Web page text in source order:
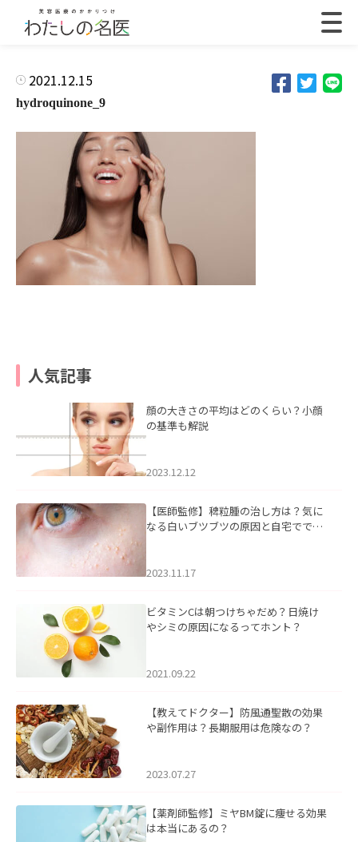
2021.12.15
hydroquinone_9
人気記事
顔の大きさの平均はどのくらい？小顔
の基準も解説
2023.12.12
【医師監修】稗粒腫の治し方は？気に
なる白いブツブツの原因と自宅ででき
2023.11.17
ビタミンCは朝つけちゃだめ？日焼け
やシミの原因になるってホント？
2021.09.22
【教えてドクター】防風通聖散の効果
や副作用は？長期服用は危険なの？
2023.07.27
【薬剤師監修】ミヤBM錠に痩せる効果
は本当にあるの？